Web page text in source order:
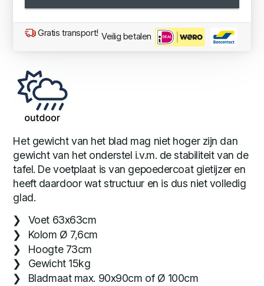
Gratis transport! Veilig betalen
Het gewicht van het blad mag niet hoger zijn dan
gewicht van het onderstel i.v.m. de stabiliteit van de
tafel. De voetplaat is van gepoedercoat gietijzer en
heeft daardoor wat structuur en is dus niet volledig
glad.
Voet 63x63cm
Kolom Ø 7,6cm
Hoogte 73cm
Gewicht 15kg
Bladmaat max. 90x90cm of Ø 100cm